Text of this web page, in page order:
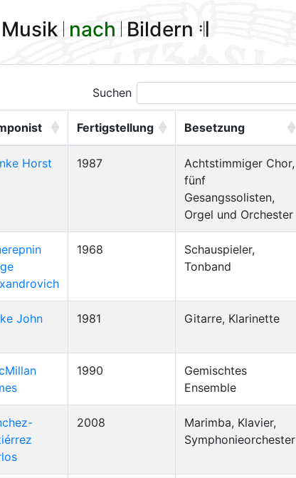
𝄀 nach 𝄀 Bildern 𝄇
Suchen
Fertigstellung Besetzung
Horst 1987
Achtstimmiger Chor,
fünf
Gesangssolisten,
Orgel und Orchester
1968
Schauspieler,
Tonband
John 1981 Gitarre, Klarinette
1990
Gemischtes
Ensemble
2008
Marimba, Klavier,
Symphonieorchester